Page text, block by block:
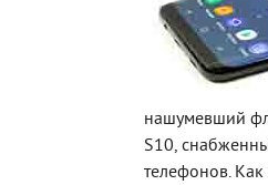
нашумевший
S10,
телефонов.